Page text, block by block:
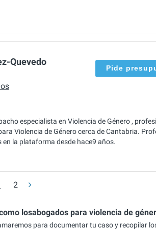
Quevedo
Pide
especialista en Violencia de Género ,
Violencia de Género cerca de Cantabria.
la plataforma desde hace9 años.
2
losabogados para violencia de
para documentar tu caso y recopilar